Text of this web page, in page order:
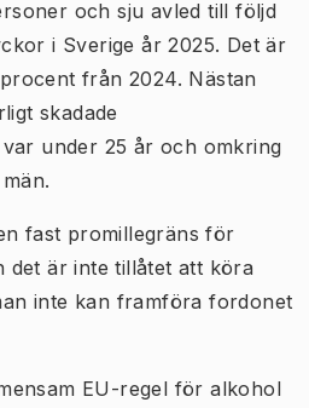
och sju avled till följd
i Sverige år 2025. Det är
från 2024. Nästan
skadade
under 25 år och omkring
fast promillegräns för
det är inte tillåtet att köra
inte kan framföra fordonet
EU-regel för alkohol